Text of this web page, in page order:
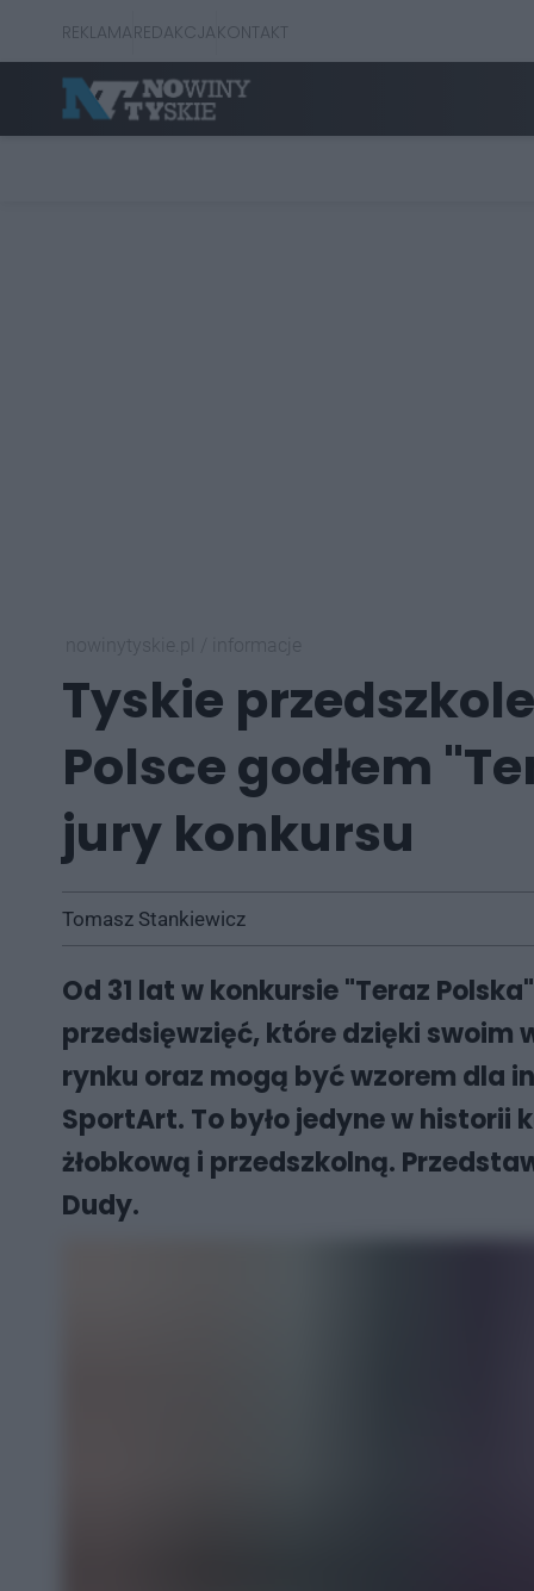
REKLAMAREDAKCJAKONTAKT
Tyskie
Polsce godłem
jury konkursu
Tomasz Stankiewicz
Od 31 lat w konkursie "Teraz
przedsięwzięć, które dzięki
rynku oraz mogą być wzorem dla
SportArt. To było jedyne w historii
żłobkową i przedszkolną.
Dudy.